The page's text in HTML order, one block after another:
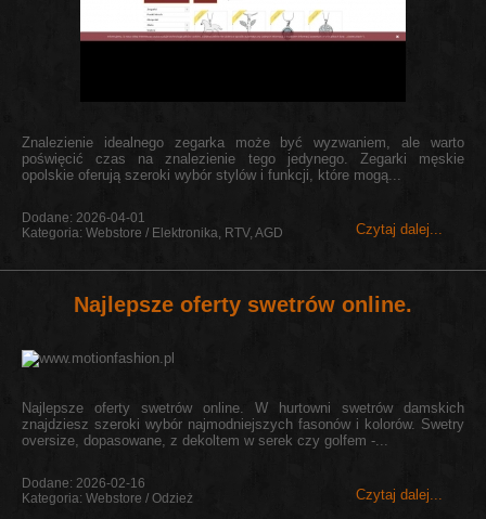
Znalezienie idealnego zegarka może być wyzwaniem, ale warto
poświęcić czas na znalezienie tego jedynego. Zegarki męskie
opolskie oferują szeroki wybór stylów i funkcji, które mogą...
Czytaj dalej...
Dodane: 2026-04-01
Kategoria: Webstore / Elektronika, RTV, AGD
Najlepsze oferty swetrów online.
Najlepsze oferty swetrów online. W hurtowni swetrów damskich
znajdziesz szeroki wybór najmodniejszych fasonów i kolorów. Swetry
oversize, dopasowane, z dekoltem w serek czy golfem -...
Czytaj dalej...
Dodane: 2026-02-16
Kategoria: Webstore / Odzież